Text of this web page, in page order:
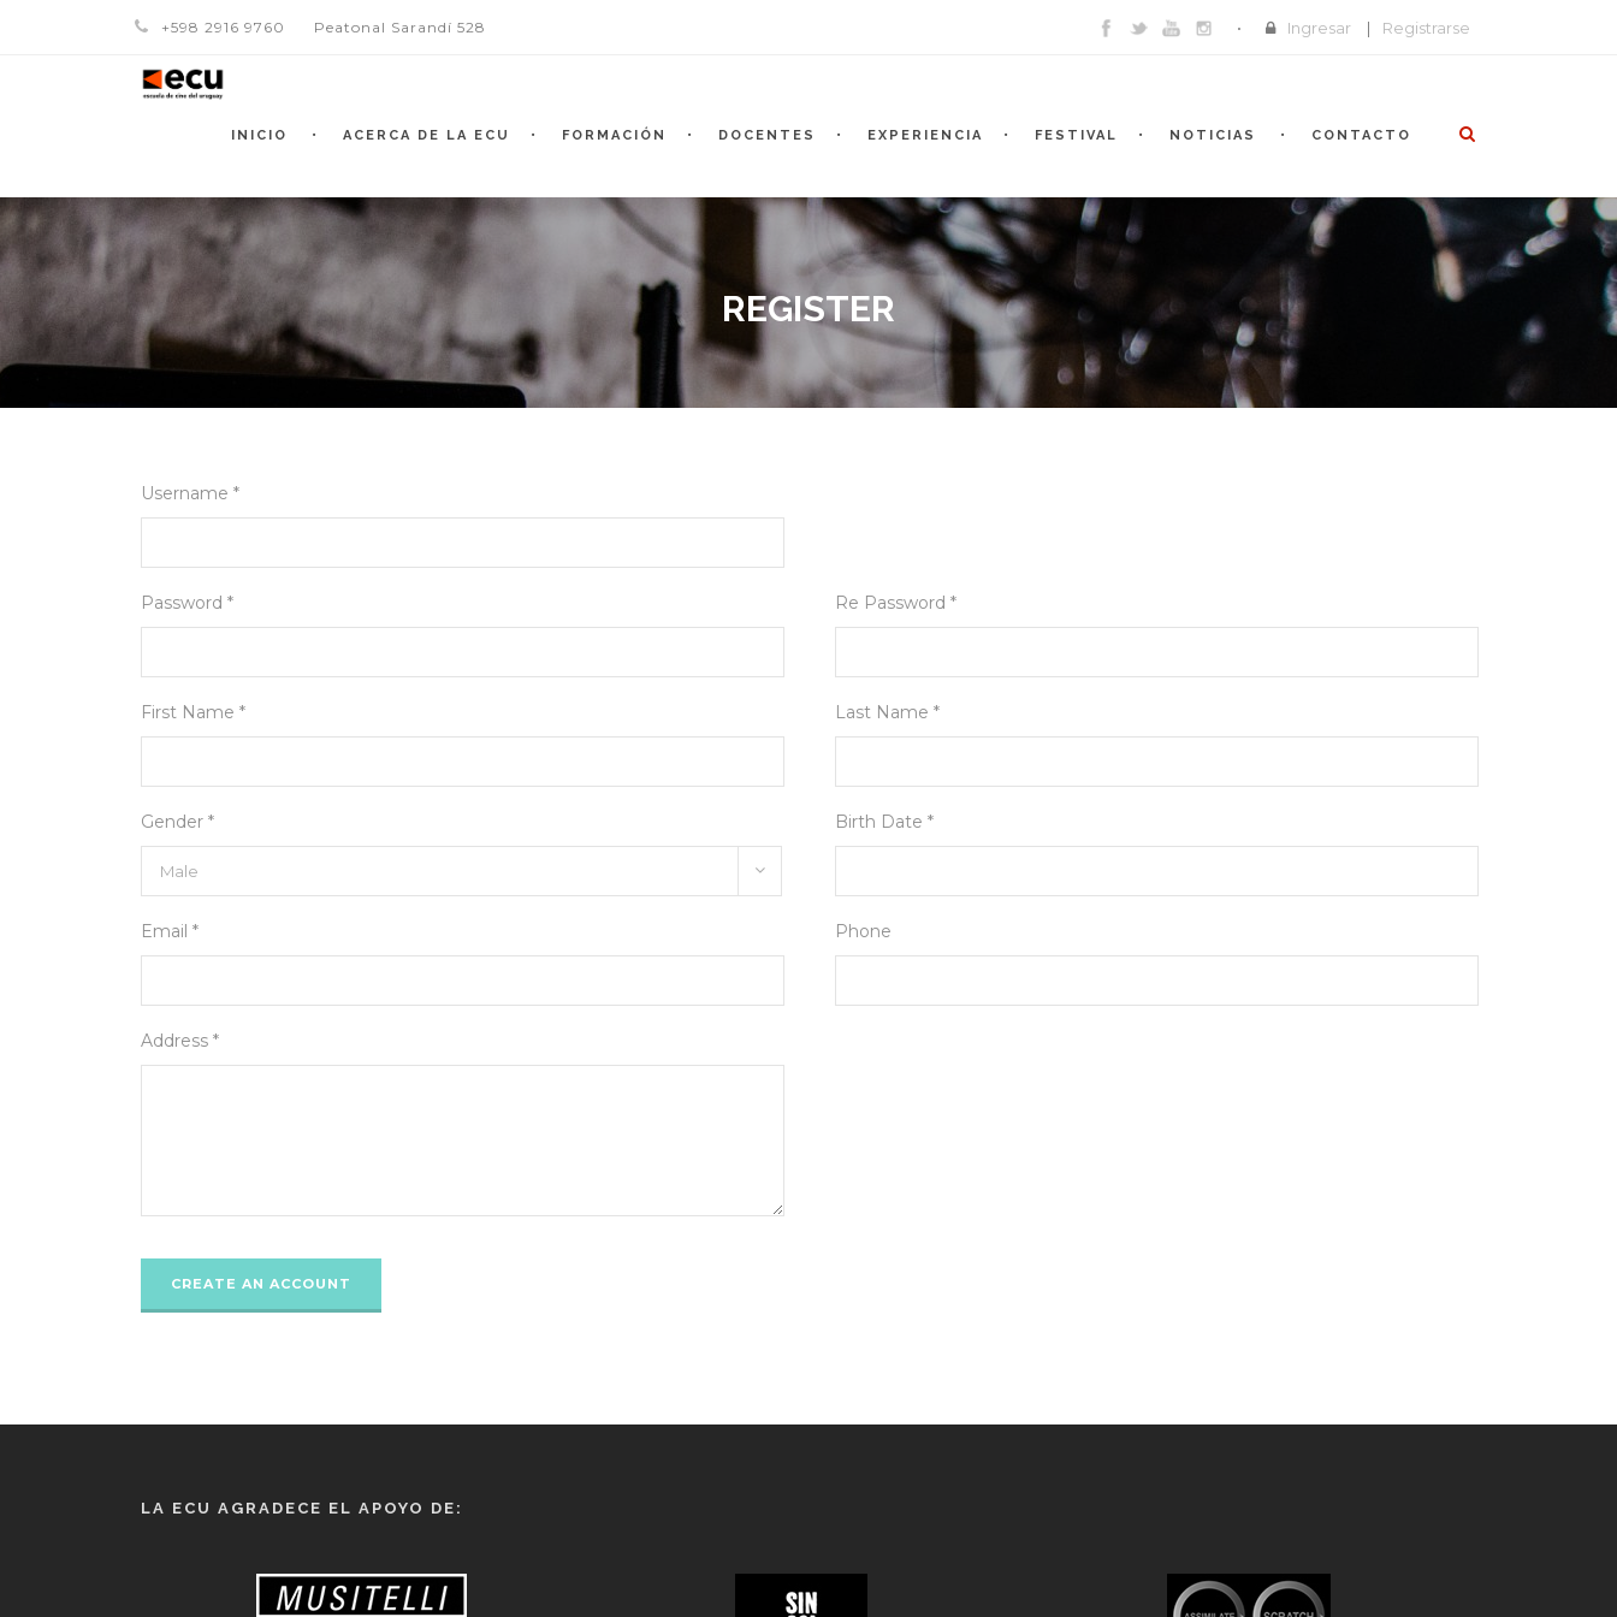
+598 2916 9760 Peatonal Sarandí 528 Ingresar | Registrarse
INICIO ACERCA DE LA ECU FORMACIÓN DOCENTES EXPERIENCIA FESTIVAL NOTICIAS CONTACTO
REGISTER
Username *
Password * Re Password *
First Name * Last Name *
Gender * Birth Date *
Email * Phone
Address *
LA ECU AGRADECE EL APOYO DE: